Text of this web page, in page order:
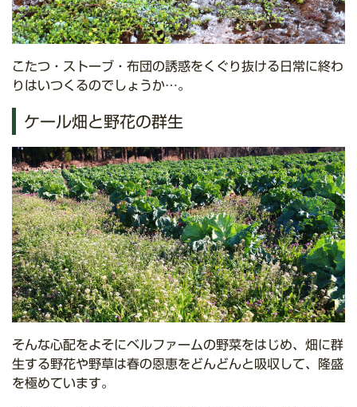
こたつ・ストーブ・布団の誘惑をくぐり抜ける日常に終わ
りはいつくるのでしょうか…。
ケール畑と野花の群生
そんな心配をよそにベルファームの野菜をはじめ、畑に群
生する野花や野草は春の恩恵をどんどんと吸収して、隆盛
を極めています。